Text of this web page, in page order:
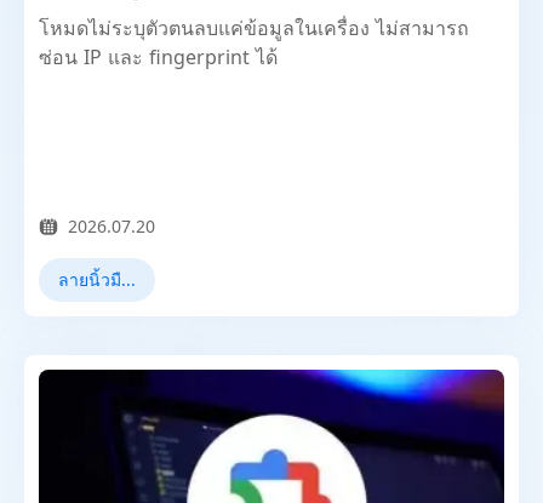
โหมดไม่ระบุตัวตนลบแค่ข้อมูลในเครื่อง ไม่สามารถ
ซ่อน IP และ fingerprint ได้
2026.07.20
ลายนิ้วมือเบราว์เซอร์